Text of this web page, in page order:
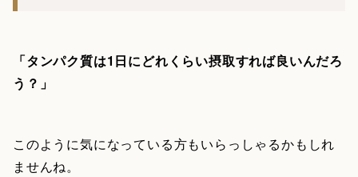
「タンパク質は1日にどれくらい摂取すれば良いんだろ
う？」
このように気になっている方もいらっしゃるかもしれ
ませんね。